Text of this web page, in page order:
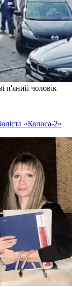
п'яний чоловік
«Колоса-2»